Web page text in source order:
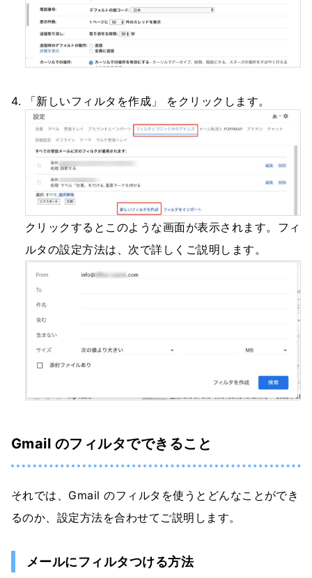
「新しいフィルタを作成」 をクリックします。
クリックするとこのような画面が表示されます。フィ
ルタの設定方法は、次で詳しくご説明します。
Gmail のフィルタでできること
それでは、Gmail のフィルタを使うとどんなことができ
るのか、設定方法を合わせてご説明します。
メールにフィルタつける方法